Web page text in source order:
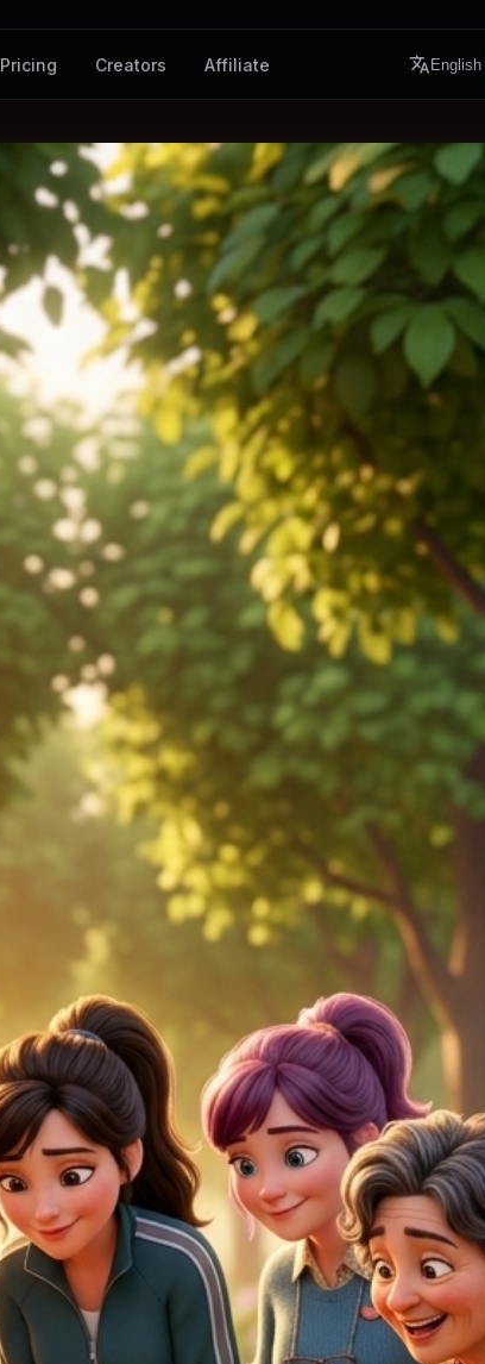
Pricing Creators Affiliate English